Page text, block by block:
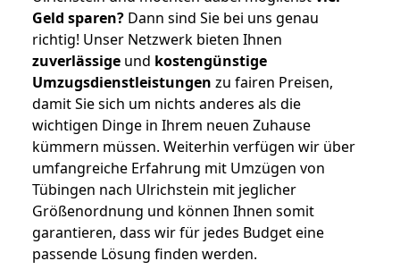
Geld sparen? Dann sind Sie bei uns genau
richtig! Unser Netzwerk bieten Ihnen
zuverlässige und kostengünstige
Umzugsdienstleistungen zu fairen Preisen,
damit Sie sich um nichts anderes als die
wichtigen Dinge in Ihrem neuen Zuhause
kümmern müssen. Weiterhin verfügen wir über
umfangreiche Erfahrung mit Umzügen von
Tübingen nach Ulrichstein mit jeglicher
Größenordnung und können Ihnen somit
garantieren, dass wir für jedes Budget eine
passende Lösung finden werden.